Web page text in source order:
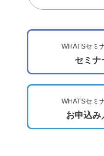
WHATSセミ
セミナ
WHATSセミ
お申込み